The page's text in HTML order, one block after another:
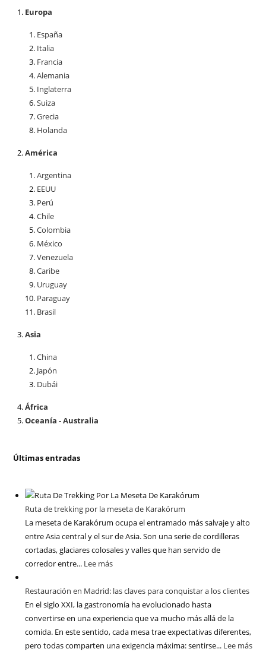
Europa
España
Italia
Francia
Alemania
Inglaterra
Suiza
Grecia
Holanda
América
Argentina
EEUU
Perú
Chile
Colombia
México
Venezuela
Caribe
Uruguay
Paraguay
Brasil
Asia
China
Japón
Dubái
África
Oceanía - Australia
Últimas entradas
Ruta de trekking por la meseta de Karakórum
La meseta de Karakórum ocupa el entramado más salvaje y alto
entre Asia central y el sur de Asia. Son una serie de cordilleras
cortadas, glaciares colosales y valles que han servido de
corredor entre... Lee más
Restauración en Madrid: las claves para conquistar a los clientes
En el siglo XXI, la gastronomía ha evolucionado hasta
convertirse en una experiencia que va mucho más allá de la
comida. En este sentido, cada mesa trae expectativas diferentes,
pero todas comparten una exigencia máxima: sentirse... Lee más